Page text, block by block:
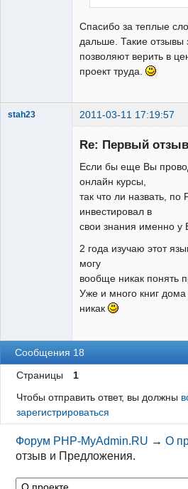
Спасибо за теплые
дальше. Такие отзывы
позволяют верить в
проект труда.
stah23 2011-03-11 17:19:57
Re: Первый
Если бы еще Вы
онлайн курсы,
так что ли назвать, по
инвестировал в
свои знания именно у
2 года изучаю этот
могу
вообще никак понять
Уже и много книг
никак
Сообщения 18
Страницы
1
Чтобы отправить ответ, вы должны
зарегистрироваться
Форум PHP-MyAdmin.RU →О
отзыв и Предложения.